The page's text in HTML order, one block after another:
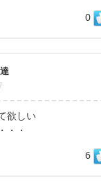
0
欲しい
・・
6